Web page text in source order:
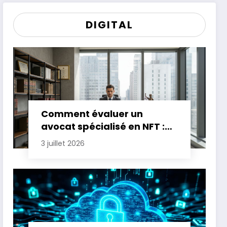
DIGITAL
Comment évaluer un
avocat spécialisé en NFT :
critères essentiels
3 juillet 2026